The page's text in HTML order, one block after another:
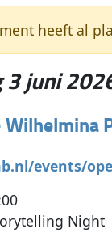
heeft al
3 juni
events/
Night